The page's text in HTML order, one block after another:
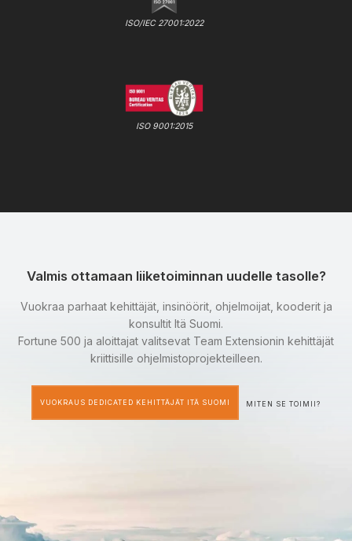
ISO/IEC 27001:2022
ISO 9001:2015
Valmis ottamaan liiketoiminnan uudelle tasolle?
Vuokraa parhaat kehittäjät, insinöörit, ohjelmoijat, kooderit ja
konsultit Itä Suomi.
Fortune 500 ja aloittajat valitsevat Team Extensionin kehittäjät
kriittisille ohjelmistoprojekteilleen.
VUOKRAUS DEDICATED KEHITTÄJÄT ITÄ SUOMI MITEN SE TOIMII?